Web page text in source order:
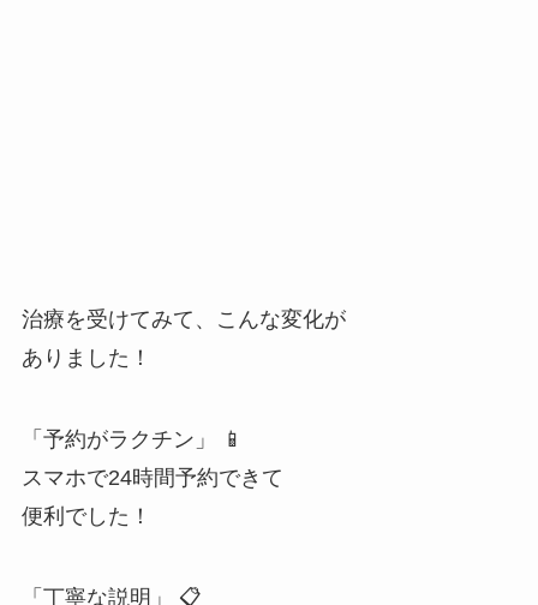
治療を受けてみて、こんな変化が
ありました！
「予約がラクチン」 📱
スマホで24時間予約できて
便利でした！
「丁寧な説明」 📋